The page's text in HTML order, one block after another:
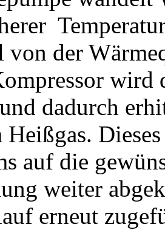
der
wird
dadurch
Heißgas.
auf die
weiter
erneut